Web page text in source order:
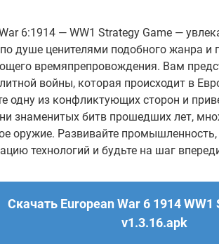
6:1914 — WW1 Strategy Game —
душе ценителями подобного жанра и
времяпрепровождения. Вам
войны, которая происходит в
одну из конфликтующих сторон и
знаменитых битв прошедших лет,
оружие. Развивайте
технологий и будьте на шаг
Скачать European War 6 1914 WW1
v1.3.16.apk